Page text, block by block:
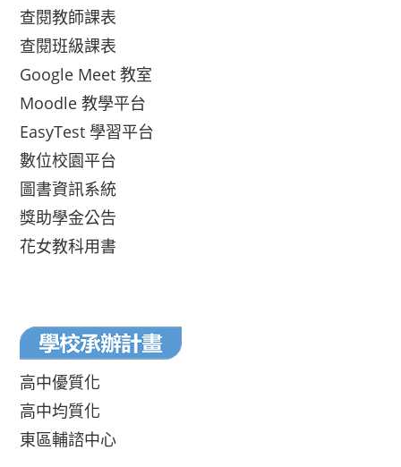
查閱教師課表
查閱班級課表
Google Meet 教室
Moodle 教學平台
EasyTest 學習平台
數位校園平台
圖書資訊系統
獎助學金公告
花女教科用書
高中優質化
高中均質化
東區輔諮中心